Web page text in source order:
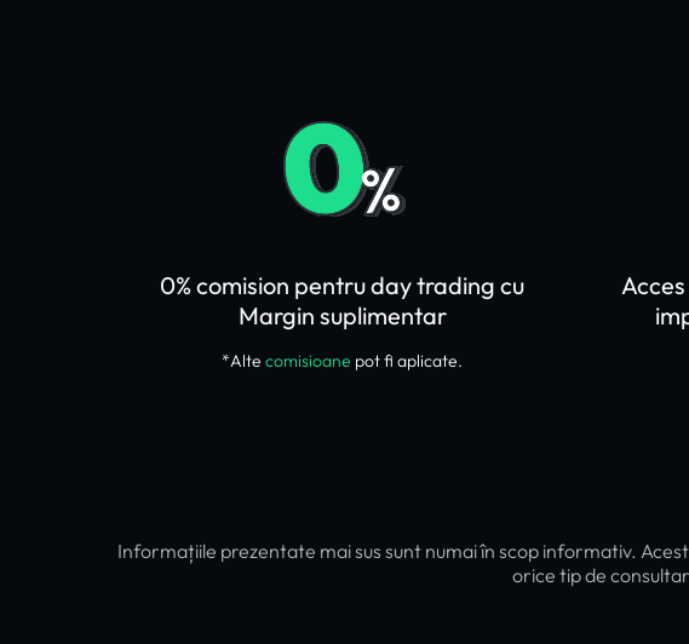
*Altecomisioane pot fi aplicate.
0% comision pentru day trading cu
Margin suplimentar
Informațiile prezentate mai sus sunt numai în scop informativ.
orice tip de